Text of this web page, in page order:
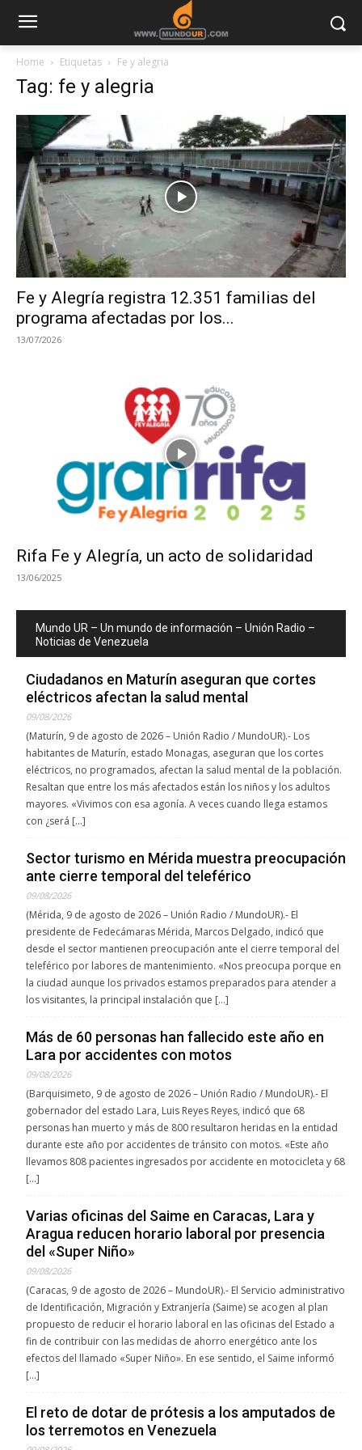
Home Etiquetas Fe y alegria
Tag: fe y alegria
Fe y Alegría registra 12.351 familias del
programa afectadas por los...
13/07/2026
Rifa Fe y Alegría, un acto de solidaridad
13/06/2025
Mundo UR – Un mundo de información – Unión Radio –
Noticias de Venezuela
Ciudadanos en Maturín aseguran que cortes
eléctricos afectan la salud mental
09/08/2026
(Maturín, 9 de agosto de 2026 – Unión Radio / MundoUR).- Los
habitantes de Maturín, estado Monagas, aseguran que los cortes
eléctricos, no programados, afectan la salud mental de la población.
Resaltan que entre los más afectados están los niños y los adultos
mayores. «Vivimos con esa agonía. A veces cuando llega estamos
con ¿será […]
Sector turismo en Mérida muestra preocupación
ante cierre temporal del teleférico
09/08/2026
(Mérida, 9 de agosto de 2026 – Unión Radio / MundoUR).- El
presidente de Fedecámaras Mérida, Marcos Delgado, indicó que
desde el sector mantienen preocupación ante el cierre temporal del
teleférico por labores de mantenimiento. «Nos preocupa porque en
la ciudad aunque los privados estamos preparados para atender a
los visitantes, la principal instalación que […]
Más de 60 personas han fallecido este año en
Lara por accidentes con motos
09/08/2026
(Barquisimeto, 9 de agosto de 2026 – Unión Radio / MundoUR).- El
gobernador del estado Lara, Luis Reyes Reyes, indicó que 68
personas han muerto y más de 800 resultaron heridas en la entidad
durante este año por accidentes de tránsito con motos. «Este año
llevamos 808 pacientes ingresados por accidente en motocicleta y 68
[…]
Varias oficinas del Saime en Caracas, Lara y
Aragua reducen horario laboral por presencia
del «Super Niño»
09/08/2026
(Caracas, 9 de agosto de 2026 – MundoUR).- El Servicio administrativo
de Identificación, Migración y Extranjería (Saime) se acogen al plan
propuesto de reducir el horario laboral en las oficinas del Estado a
fin de contribuir con las medidas de ahorro energético ante los
efectos del llamado «Super Niño». En ese sentido, el Saime informó
[…]
El reto de dotar de prótesis a los amputados de
los terremotos en Venezuela